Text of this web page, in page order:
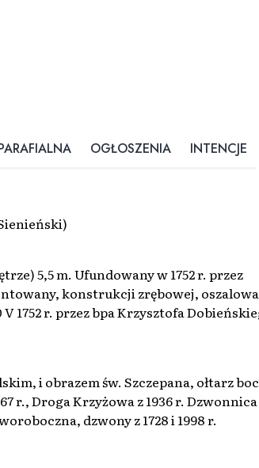
OGŁOSZENIA INTENCJE
5,5 m. Ufundowany w 1752 r. przez
konstrukcji zrębowej,
1752 r. przez bpa Krzysztofa
i obrazem św. Szczepana, ołtarz
r., Droga Krzyżowa z 1936 r. Dzwonnica
dzwony z 1728 i 1998 r.